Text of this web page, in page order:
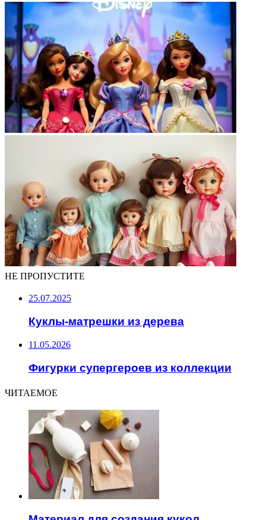
НЕ ПРОПУСТИТЕ
25.07.2025
Куклы-матрешки из дерева
11.05.2026
Фигурки супергероев из коллекции
ЧИТАЕМОЕ